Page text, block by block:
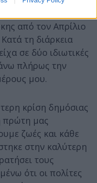
από τον Απρίλιο
τη διάρκεια
σε δύο ιδιωτικές
πλήρως την
μου.
κρίση δημόσιας
πρώτη μας
ζωές και κάθε
στην καλύτερη
τους
ότι οι πολίτες